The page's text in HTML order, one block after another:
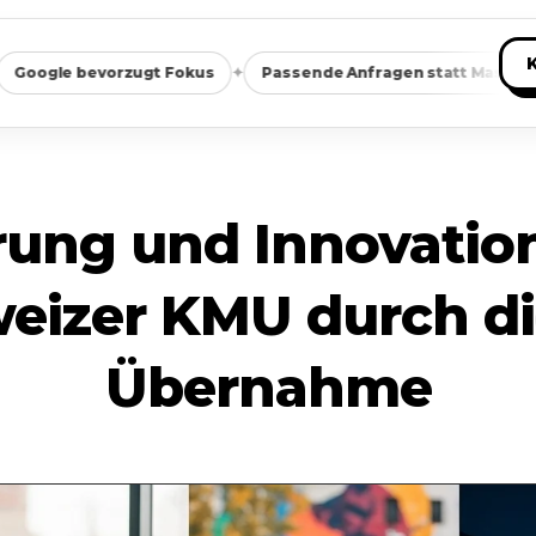
Fokus ✦ Passende Anfragen statt Masse ✦
und
KMU durch
Übernahme